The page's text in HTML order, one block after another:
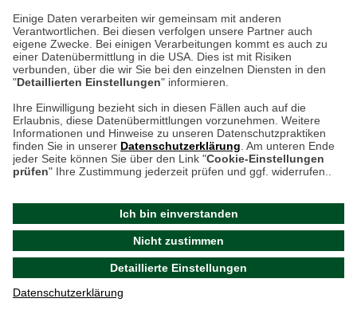
Einige Daten verarbeiten wir gemeinsam mit anderen
Verantwortlichen. Bei diesen verfolgen unsere Partner auch
eigene Zwecke. Bei einigen Verarbeitungen kommt es auch zu
einer Datenübermittlung in die USA. Dies ist mit Risiken
verbunden, über die wir Sie bei den einzelnen Diensten in den
"Detaillierten Einstellungen" informieren.
Ihre Einwilligung bezieht sich in diesen Fällen auch auf die
Erlaubnis, diese Datenübermittlungen vorzunehmen. Weitere
Informationen und Hinweise zu unseren Datenschutzpraktiken
finden Sie in unserer Datenschutzerklärung . Am unteren Ende
jeder Seite können Sie über den Link "Cookie-Einstellungen
prüfen" Ihre Zustimmung jederzeit prüfen und ggf. widerrufen..
Ich bin einverstanden
Nicht zustimmen
Detaillierte Einstellungen
Datenschutzerklärung
Luftiges Hemdblusenkleid
statt159,00 €
jetzt 109,00
€*
Neuer Blazer 'Bethy'
statt199,00 €
jetzt 139,00
€*
Cookie-Einstellungen in Ihrem Browser
ACHTUNG!
Ihr Browser speichert aktuell keine Cookies!
Leider können Sie in diesem Fall unseren Online-Shop
Bitte stellen Sie sicher, dass Ihr Browser unsere funktionalen
Cookies für die Dauer Ihres Besuchs auf unserer Website
akzeptiert. Unabhängig davon können Sie entscheiden,
welche zustimmungspflichtigen Cookies wir setzen dürfen.